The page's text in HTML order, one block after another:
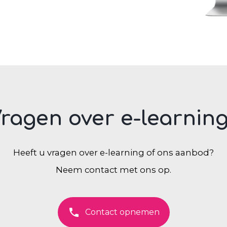
over e-
Heeft u vragen over e-learning of ons aanbod?
Neem contact met ons op.
phone Contact opnemen